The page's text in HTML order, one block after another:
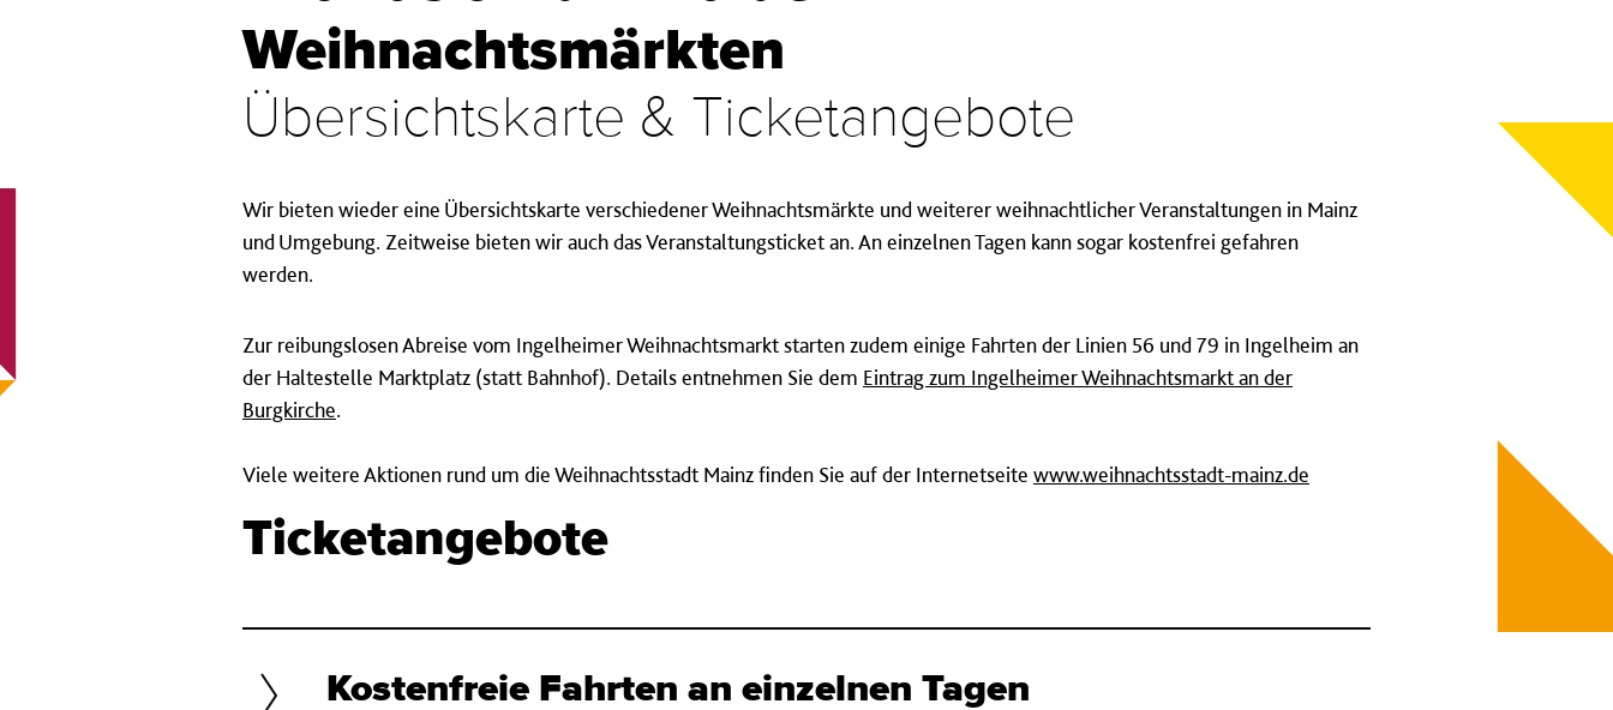
Weihnachtsmärkten
Übersichtskarte & Ticketangebote
Wir bieten wieder eine Übersichtskarte verschiedener Weihnachtsmärkte und weiterer weihnachtlicher Veranstaltungen in Mainz
und Umgebung. Zeitweise bieten wir auch das Veranstaltungsticket an. An einzelnen Tagen kann sogar kostenfrei gefahren
werden.
Zur reibungslosen Abreise vom Ingelheimer Weihnachtsmarkt starten zudem einige Fahrten der Linien 56 und 79 in Ingelheim an
der Haltestelle Marktplatz (statt Bahnhof). Details entnehmen Sie dem Eintrag zum Ingelheimer Weihnachtsmarkt an der
Burgkirche.
Viele weitere Aktionen rund um die Weihnachtsstadt Mainz finden Sie auf der Internetseite www.weihnachtsstadt-mainz.de
Ticketangebote
Kostenfreie Fahrten an einzelnen Tagen